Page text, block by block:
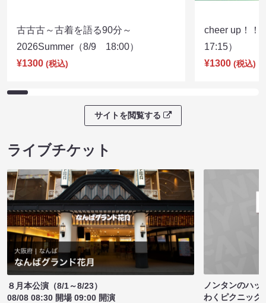
古古古～古着を語る90分～
2026Summer（8/9 18:00）
¥1300 (税込)
cheer up！
17:15）
¥1300 (税込)
サイトを閲覧する
ライブチケット
８月本公演（8/1～8/23）
08/08 08:30 開場 09:00 開演
ノンタンのハッ
わくピクニック